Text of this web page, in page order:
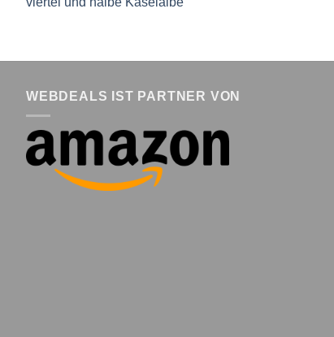
WEBDEALS IST PARTNER VON